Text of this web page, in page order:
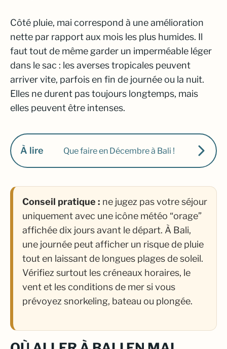
Côté pluie, mai correspond à une amélioration
nette par rapport aux mois les plus humides. Il
faut tout de même garder un imperméable léger
dans le sac : les averses tropicales peuvent
arriver vite, parfois en fin de journée ou la nuit.
Elles ne durent pas toujours longtemps, mais
elles peuvent être intenses.
À lire Que faire en Décembre à Bali !
Conseil pratique : ne jugez pas votre séjour
uniquement avec une icône météo “orage”
affichée dix jours avant le départ. À Bali,
une journée peut afficher un risque de pluie
tout en laissant de longues plages de soleil.
Vérifiez surtout les créneaux horaires, le
vent et les conditions de mer si vous
prévoyez snorkeling, bateau ou plongée.